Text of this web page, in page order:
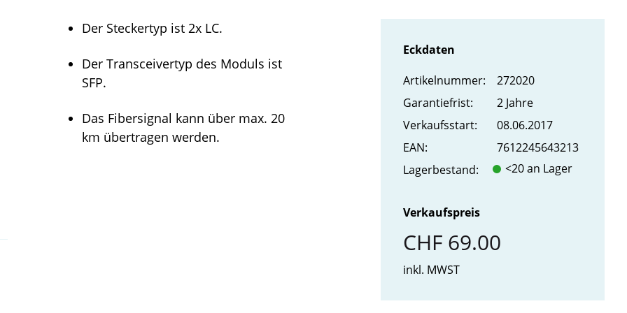
Der Steckertyp ist 2x LC.
Der Transceivertyp des Moduls ist
SFP.
Das Fibersignal kann über max. 20
km übertragen werden.
Eckdaten
Artikel­nummer:
272020
Garantiefrist:
2 Jahre
Verkaufs­start:
08.06.2017
EAN:
7612245643213
Lager­bestand:
<20 an Lager
Verkaufspreis
CHF 69.00
inkl. MWST